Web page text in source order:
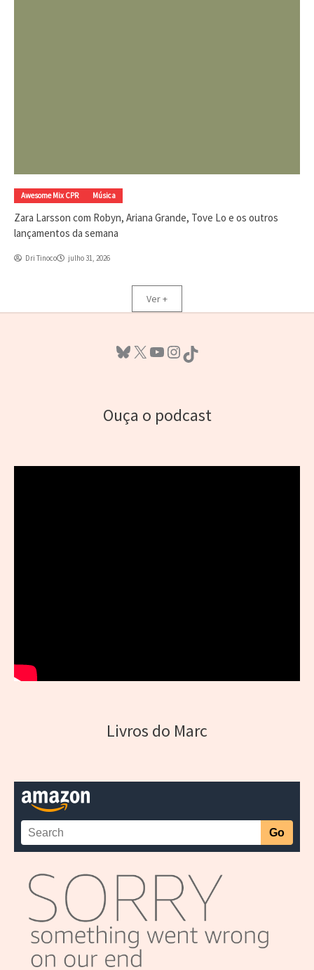
Awesome Mix CPR Música
Zara Larsson com Robyn, Ariana Grande, Tove Lo e os outros
lançamentos da semana
Dri Tinoco julho 31, 2026
Ver +
Bluesky X Youtube InstagramTikTok
Ouça o podcast
Livros do Marc